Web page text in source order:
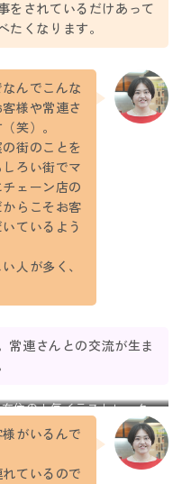
をされているだけあって
たくなります。
んでこんな
様や常連さ
笑）。
街のことを
ろい街でマ
ェーン店の
らこそお客
ているよう
人が多く、
常連さんとの交流が生ま
住の人気イラストレーター
。
がいるんで
ているので